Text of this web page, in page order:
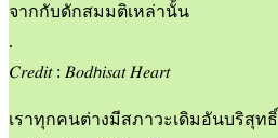
จากกับดักสมมติเหล่านั้น
.
𝐶𝑟𝑒𝑑𝑖𝑡 : 𝐵𝑜𝑑𝘩𝑖𝑠𝑎𝑡 𝐻𝑒𝑎𝑟𝑡
เราทุกคนต่างมีสภาวะเดิมอันบริสุทธิ์